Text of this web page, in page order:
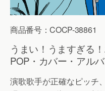
商品番号：COCP-38861
うまい！うますぎる
POP・カバー・アル
演歌歌手が正確なピッチ